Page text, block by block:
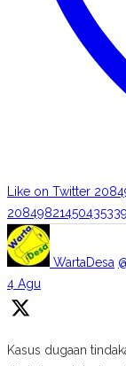
Like on Twitter
WartaDesa
4 Agu
Kasus dugaan